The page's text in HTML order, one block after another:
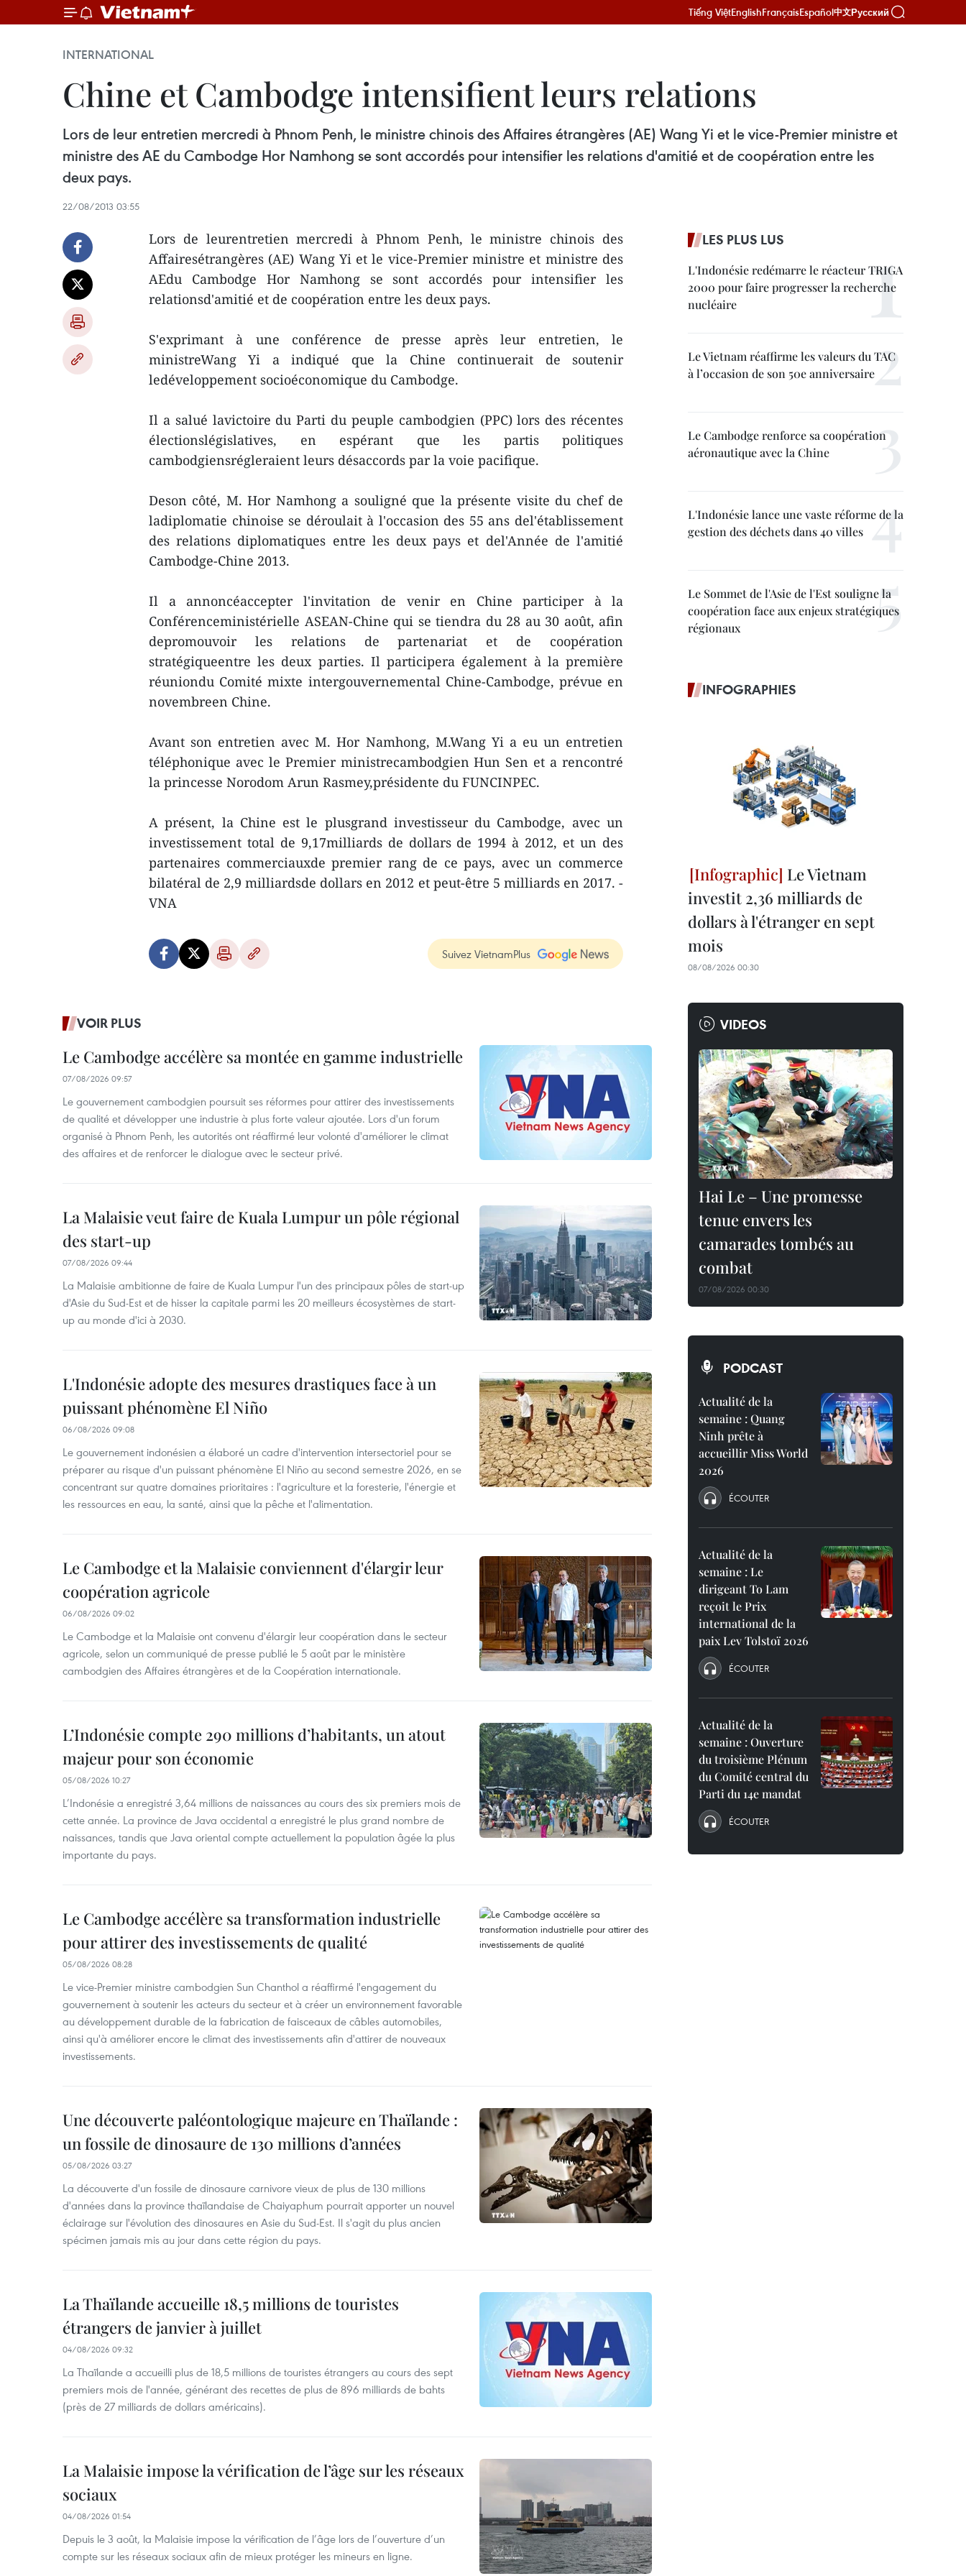
Tiếng ViệtEnglishFrançaisEspañol中文Русский
INTERNATIONAL
Chine et Cambodge intensifient leurs relations
Lors de leur entretien mercredi à Phnom Penh, le ministre chinois des Affaires étrangères (AE) Wang Yi et le vice-Premier ministre et
ministre des AE du Cambodge Hor Namhong se sont accordés pour intensifier les relations d'amitié et de coopération entre les
deux pays.
22/08/2013 03:55
Lors de leurentretien mercredi à Phnom Penh, le ministre chinois des
Affairesétrangères (AE) Wang Yi et le vice-Premier ministre et ministre des
AEdu Cambodge Hor Namhong se sont accordés pour intensifier les
relationsd'amitié et de coopération entre les deux pays.
S'exprimant à une conférence de presse après leur entretien, le
ministreWang Yi a indiqué que la Chine continuerait de soutenir
ledéveloppement socioéconomique du Cambodge.
Il a salué lavictoire du Parti du peuple cambodgien (PPC) lors des récentes
électionslégislatives, en espérant que les partis politiques
cambodgiensrégleraient leurs désaccords par la voie pacifique.
Deson côté, M. Hor Namhong a souligné que la présente visite du chef de
ladiplomatie chinoise se déroulait à l'occasion des 55 ans del'établissement
des relations diplomatiques entre les deux pays et del'Année de l'amitié
Cambodge-Chine 2013.
Il a annoncéaccepter l'invitation de venir en Chine participer à la
Conférenceministérielle ASEAN-Chine qui se tiendra du 28 au 30 août, afin
depromouvoir les relations de partenariat et de coopération
stratégiqueentre les deux parties. Il participera également à la première
réuniondu Comité mixte intergouvernemental Chine-Cambodge, prévue en
novembreen Chine.
Avant son entretien avec M. Hor Namhong, M.Wang Yi a eu un entretien
téléphonique avec le Premier ministrecambodgien Hun Sen et a rencontré
la princesse Norodom Arun Rasmey,présidente du FUNCINPEC.
A présent, la Chine est le plusgrand investisseur du Cambodge, avec un
investissement total de 9,17milliards de dollars de 1994 à 2012, et un des
partenaires commerciauxde premier rang de ce pays, avec un commerce
bilatéral de 2,9 milliardsde dollars en 2012 et peut-être 5 milliards en 2017. -
VNA
Suivez VietnamPlus
VOIR PLUS
Le Cambodge accélère sa montée en gamme industrielle
07/08/2026 09:57
Le gouvernement cambodgien poursuit ses réformes pour attirer des investissements
de qualité et développer une industrie à plus forte valeur ajoutée. Lors d'un forum
organisé à Phnom Penh, les autorités ont réaffirmé leur volonté d'améliorer le climat
des affaires et de renforcer le dialogue avec le secteur privé.
La Malaisie veut faire de Kuala Lumpur un pôle régional
des start-up
07/08/2026 09:44
La Malaisie ambitionne de faire de Kuala Lumpur l'un des principaux pôles de start-up
d'Asie du Sud-Est et de hisser la capitale parmi les 20 meilleurs écosystèmes de start-
up au monde d'ici à 2030.
L'Indonésie adopte des mesures drastiques face à un
puissant phénomène El Niño
06/08/2026 09:08
Le gouvernement indonésien a élaboré un cadre d'intervention intersectoriel pour se
préparer au risque d'un puissant phénomène El Niño au second semestre 2026, en se
concentrant sur quatre domaines prioritaires : l'agriculture et la foresterie, l'énergie et
les ressources en eau, la santé, ainsi que la pêche et l'alimentation.
Le Cambodge et la Malaisie conviennent d'élargir leur
coopération agricole
06/08/2026 09:02
Le Cambodge et la Malaisie ont convenu d'élargir leur coopération dans le secteur
agricole, selon un communiqué de presse publié le 5 août par le ministère
cambodgien des Affaires étrangères et de la Coopération internationale.
L’Indonésie compte 290 millions d’habitants, un atout
majeur pour son économie
05/08/2026 10:27
L’Indonésie a enregistré 3,64 millions de naissances au cours des six premiers mois de
cette année. La province de Java occidental a enregistré le plus grand nombre de
naissances, tandis que Java oriental compte actuellement la population âgée la plus
importante du pays.
Le Cambodge accélère sa transformation industrielle
pour attirer des investissements de qualité
05/08/2026 08:28
Le vice-Premier ministre cambodgien Sun Chanthol a réaffirmé l'engagement du
gouvernement à soutenir les acteurs du secteur et à créer un environnement favorable
au développement durable de la fabrication de faisceaux de câbles automobiles,
ainsi qu'à améliorer encore le climat des investissements afin d'attirer de nouveaux
investissements.
Une découverte paléontologique majeure en Thaïlande :
un fossile de dinosaure de 130 millions d’années
05/08/2026 03:27
La découverte d'un fossile de dinosaure carnivore vieux de plus de 130 millions
d'années dans la province thaïlandaise de Chaiyaphum pourrait apporter un nouvel
éclairage sur l'évolution des dinosaures en Asie du Sud-Est. Il s'agit du plus ancien
spécimen jamais mis au jour dans cette région du pays.
La Thaïlande accueille 18,5 millions de touristes
étrangers de janvier à juillet
04/08/2026 09:32
La Thaïlande a accueilli plus de 18,5 millions de touristes étrangers au cours des sept
premiers mois de l'année, générant des recettes de plus de 896 milliards de bahts
(près de 27 milliards de dollars américains).
La Malaisie impose la vérification de l’âge sur les réseaux
sociaux
04/08/2026 01:54
Depuis le 3 août, la Malaisie impose la vérification de l’âge lors de l’ouverture d’un
compte sur les réseaux sociaux afin de mieux protéger les mineurs en ligne.
LES PLUS LUS
L'Indonésie redémarre le réacteur TRIGA
2000 pour faire progresser la recherche
nucléaire
Le Vietnam réaffirme les valeurs du TAC
à l’occasion de son 50e anniversaire
Le Cambodge renforce sa coopération
aéronautique avec la Chine
L'Indonésie lance une vaste réforme de la
gestion des déchets dans 40 villes
Le Sommet de l'Asie de l'Est souligne la
coopération face aux enjeux stratégiques
régionaux
INFOGRAPHIES
Le Vietnam
investit 2,36 milliards de
dollars à l'étranger en sept
mois
08/08/2026 00:30
VIDEOS
Hai Le – Une promesse
tenue envers les
camarades tombés au
combat
07/08/2026 00:30
PODCAST
Actualité de la
semaine : Quang
Ninh prête à
accueillir Miss World
2026
ÉCOUTER
Actualité de la
semaine : Le
dirigeant To Lam
reçoit le Prix
international de la
paix Lev Tolstoï 2026
ÉCOUTER
Actualité de la
semaine : Ouverture
du troisième Plénum
du Comité central du
Parti du 14e mandat
ÉCOUTER